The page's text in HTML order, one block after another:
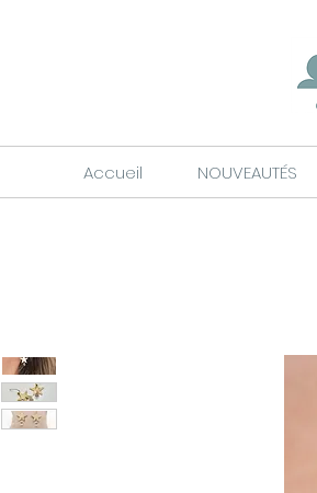
Accueil NOUVEAUTÉS